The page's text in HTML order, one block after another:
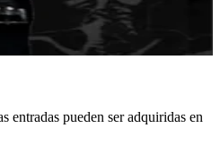
pueden ser adquiridas en